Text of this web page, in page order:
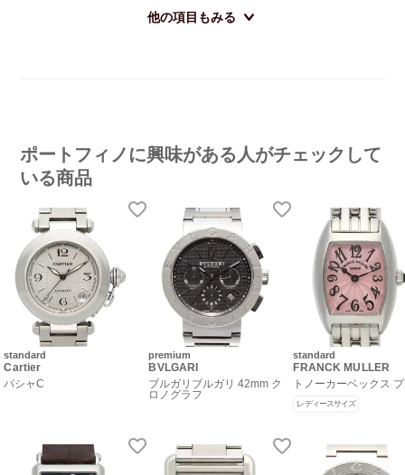
他の項目もみる
ポートフィノに興味がある人がチェックして
いる商品
standard
Cartier
パシャC
premium
BVLGARI
ブルガリブルガリ 42mm ク
ロノグラフ
standard
FRANCK MULLER
トノーカーベックス
レディースサイズ